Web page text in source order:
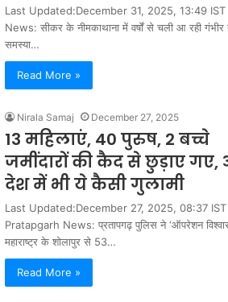
Last Updated:December 31, 2025, 13:49 IST
News: सीकर के नीमकाथाना में वर्षों से चली आ रही गंभीर
समस्या…
Read More »
Nirala Samaj December 27, 2025
13 महिलाएं, 40 पुरुष, 2 बच्चे
जमींदारों की कैद से छुड़ाए
देश में भी ये कैसी गुलामी
Last Updated:December 27, 2025, 08:37 IST
Pratapgarh News: प्रतापगढ़ पुलिस ने ‘ऑपरेशन
महाराष्ट्र के शोलापुर से 53…
Read More »